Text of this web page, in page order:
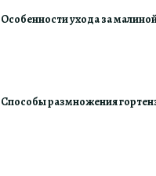
Особенности ухода за
Способы размножения